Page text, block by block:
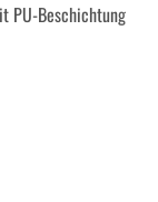
PU-Beschichtung